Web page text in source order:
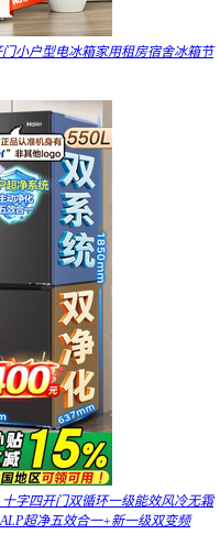
小户型电冰箱家用租房宿舍冰箱节
字四开门双循环一级能效风冷无霜
超净五效合一+新一级双变频